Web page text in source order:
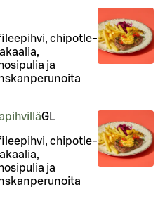
chipotle-
ja
GL
chipotle-
ja